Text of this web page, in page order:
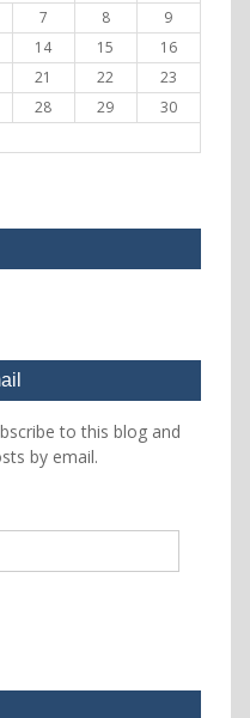
7 8
9
14 15
16
21 22
23
28 29
30
to this blog and
by email.